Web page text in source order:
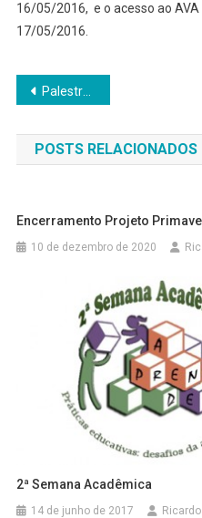
16/05/2016, e o acesso ao
17/05/2016.
Navegação
de
Post
Palestra: As Tecnologias da EaD e o Ensino de Ciências e Matemática – 13 de Maio às 17hs – Campus JK –
POSTS RELACIONADOS
Encerramento Projeto
10 de dezembro de 2020
2ª Semana Acadêmica
14 de junho de 2017